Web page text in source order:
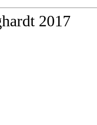
2017